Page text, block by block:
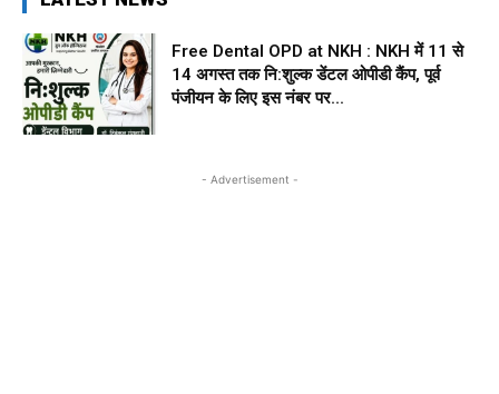
Free Dental OPD at NKH : NKH में 11 से
14 अगस्त तक नि:शुल्क डेंटल ओपीडी कैंप, पूर्व
पंजीयन के लिए इस नंबर पर...
- Advertisement -